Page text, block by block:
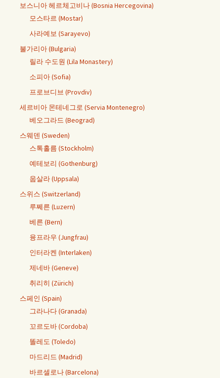
보스니아 헤르체고비나 (Bosnia Hercegovina)
모스타르 (Mostar)
사라예보 (Sarayevo)
불가리아 (Bulgaria)
릴라 수도원 (Lila Monastery)
소피아 (Sofia)
프로브디브 (Provdiv)
세르비아 몬테네그로 (Servia Montenegro)
베오그라드 (Beograd)
스웨덴 (Sweden)
스톡홀름 (Stockholm)
예테보리 (Gothenburg)
웁살라 (Uppsala)
스위스 (Switzerland)
루쩨른 (Luzern)
베른 (Bern)
융프라우 (Jungfrau)
인터라켄 (Interlaken)
제네바 (Geneve)
취리히 (Zürich)
스페인 (Spain)
그라나다 (Granada)
꼬르도바 (Cordoba)
똘레도 (Toledo)
마드리드 (Madrid)
바르셀로나 (Barcelona)